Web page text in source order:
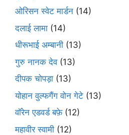
ओरिसन स्‍वेट मार्डन (14)
दलाई लामा (14)
धीरूभाई अम्बानी (13)
गुरु नानक देव(13)
दीपक चोपड़ा (13)
योहान वुल्फगैंग वोन गेटे (13)
वॉरेन एडवर्ड बफ़े(12)
महावीर स्वामी (12)